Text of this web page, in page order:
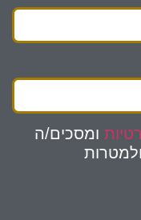
ומסכים/ה